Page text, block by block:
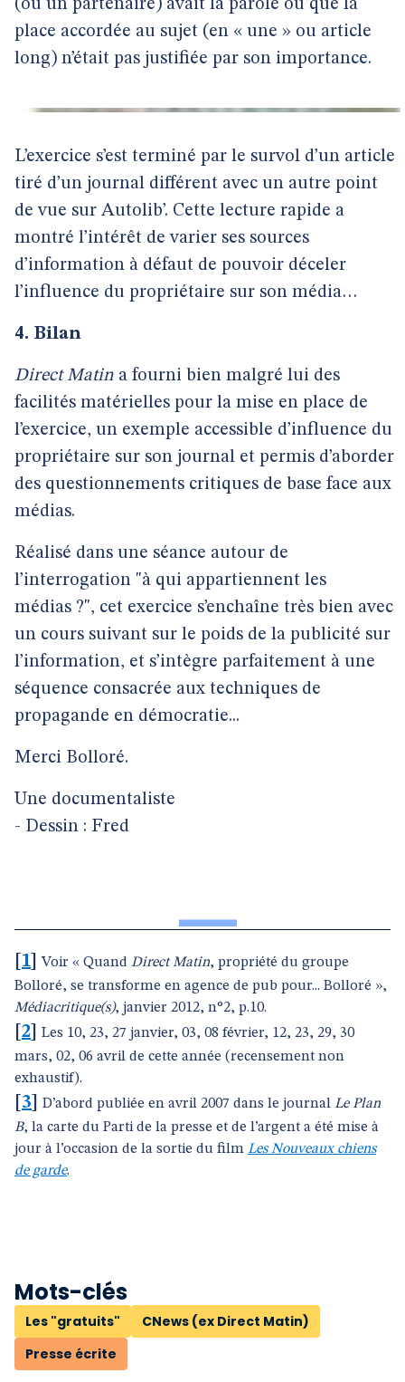
(ou un partenaire) avait la parole ou que la
place accordée au sujet (en « une » ou article
long) n’était pas justifiée par son importance.
L’exercice s’est terminé par le survol d’un article
tiré d’un journal différent avec un autre point
de vue sur Autolib’. Cette lecture rapide a
montré l’intérêt de varier ses sources
d’information à défaut de pouvoir déceler
l’influence du propriétaire sur son média…
4. Bilan
Direct Matin a fourni bien malgré lui des
facilités matérielles pour la mise en place de
l’exercice, un exemple accessible d’influence du
propriétaire sur son journal et permis d’aborder
des questionnements critiques de base face aux
médias.
Réalisé dans une séance autour de
l’interrogation "à qui appartiennent les
médias ?", cet exercice s’enchaîne très bien avec
un cours suivant sur le poids de la publicité sur
l’information, et s’intègre parfaitement à une
séquence consacrée aux techniques de
propagande en démocratie...
Merci Bolloré.
Une documentaliste
- Dessin : Fred
1 ]Voir « Quand Direct Matin, propriété du groupe
Bolloré, se transforme en agence de pub pour... Bolloré »,
Médiacritique(s), janvier 2012, n°2, p.10.
2
Les 10, 23, 27 janvier, 03, 08 février, 12, 23, 29, 30
mars, 02, 06 avril de cette année (recensement non
exhaustif).
3 D’abord publiée en avril 2007 dans le journal Le Plan
B, la carte du Parti de la presse et de l’argent a été mise à
jour à l’occasion de la sortie du film Les Nouveaux chiens
de garde.
Mots-clés
Les "gratuits"
CNews (ex Direct Matin)
Presse écrite